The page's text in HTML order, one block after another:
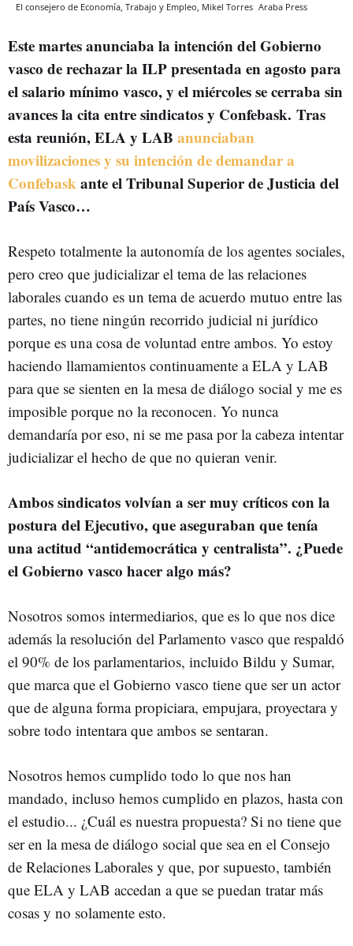
El consejero de Economía, Trabajo y Empleo, Mikel Torres Araba Press
Este martes anunciaba la intención del Gobierno
vasco de rechazar la ILP presentada en agosto para
el salario mínimo vasco, y el miércoles se cerraba sin
avances la cita entre sindicatos y Confebask. Tras
esta reunión, ELA y LAB anunciaban
movilizaciones y su intención de demandar a
Confebaskante el Tribunal Superior de Justicia del
País Vasco…
Respeto totalmente la autonomía de los agentes sociales,
pero creo que judicializar el tema de las relaciones
laborales cuando es un tema de acuerdo mutuo entre las
partes, no tiene ningún recorrido judicial ni jurídico
porque es una cosa de voluntad entre ambos. Yo estoy
haciendo llamamientos continuamente a ELA y LAB
para que se sienten en la mesa de diálogo social y me es
imposible porque no la reconocen. Yo nunca
demandaría por eso, ni se me pasa por la cabeza intentar
judicializar el hecho de que no quieran venir.
Ambos sindicatos volvían a ser muy críticos con la
postura del Ejecutivo, que aseguraban que tenía
una actitud “antidemocrática y centralista”. ¿Puede
el Gobierno vasco hacer algo más?
Nosotros somos intermediarios, que es lo que nos dice
además la resolución del Parlamento vasco que respaldó
el 90% de los parlamentarios, incluido Bildu y Sumar,
que marca que el Gobierno vasco tiene que ser un actor
que de alguna forma propiciara, empujara, proyectara y
sobre todo intentara que ambos se sentaran.
Nosotros hemos cumplido todo lo que nos han
mandado, incluso hemos cumplido en plazos, hasta con
el estudio... ¿Cuál es nuestra propuesta? Si no tiene que
ser en la mesa de diálogo social que sea en el Consejo
de Relaciones Laborales y que, por supuesto, también
que ELA y LAB accedan a que se puedan tratar más
cosas y no solamente esto.